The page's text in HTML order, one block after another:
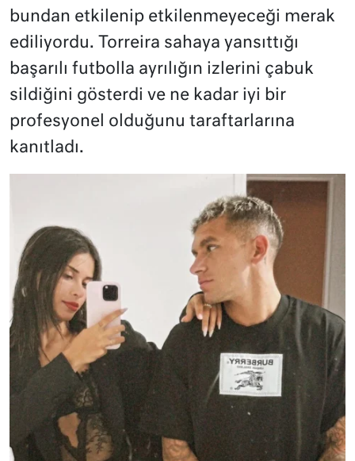
bundan etkilenip etkilenmeyeceği merak
ediliyordu. Torreira sahaya yansıttığı
başarılı futbolla ayrılığın izlerini çabuk
sildiğini gösterdi ve ne kadar iyi bir
profesyonel olduğunu taraftarlarına
kanıtladı.